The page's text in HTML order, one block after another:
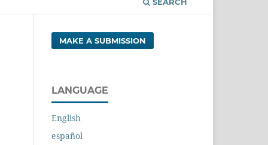
SEARCH
MAKE A SUBMISSION
LANGUAGE
English
español